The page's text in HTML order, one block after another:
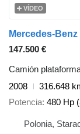
VÍDEO
Mercedes-
147.500 €
Camión
2008
316.648
Potencia 480 Hp
Polonia,